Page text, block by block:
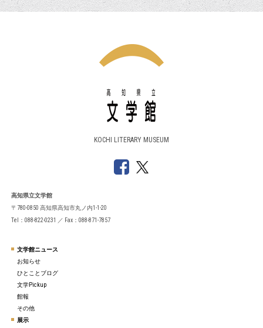
KOCHI LITERARY MUSEUM
高知県立文学館
〒780-0850 高知県高知市丸ノ内1-1-20
Tel：088-822-0231 ／ Fax：088-871-7857
文学館ニュース
お知らせ
ひとことブログ
文学Pickup
館報
その他
展示